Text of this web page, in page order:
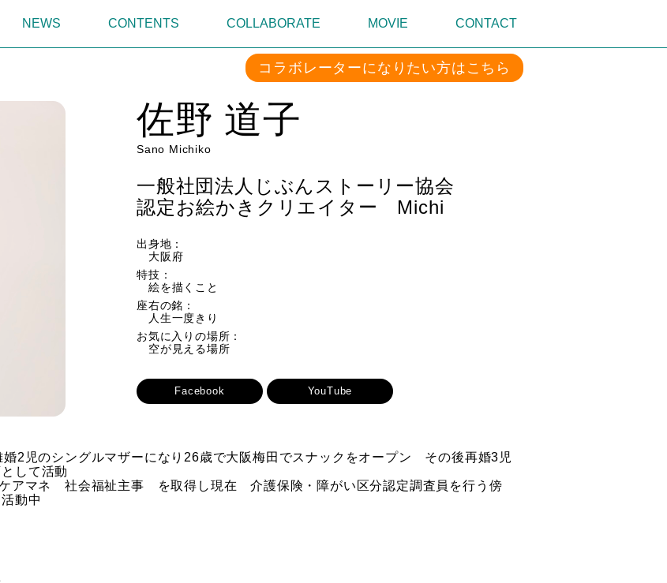
NEWS CONTENTS COLLABORATE MOVIE CONTACT
コラボレーターになりたい方はこちら
佐野 道子
Sano Michiko
一般社団法人じぶんストーリー協会
認定お絵かきクリエイター Michi
出身地：
大阪府
特技：
絵を描くこと
座右の銘：
人生一度きり
お気に入りの場所：
空が見える場所
Facebook YouTube
2児のシングルマザーになり26歳で大阪梅田でスナックをオープン その後再婚3児
して活動
マネ 社会福祉主事 を取得し現在 介護保険・障がい区分認定調査員を行う傍
動中